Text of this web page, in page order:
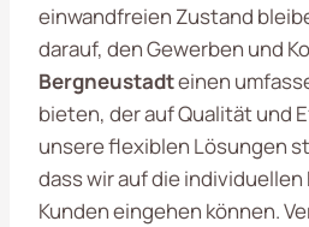
einwandfreien Zustand
darauf, den Gewerben und
Bergneustadteinen
bieten, der auf Qualität und
unsere flexiblen Lösungen
dass wir auf die
Kunden eingehen können.